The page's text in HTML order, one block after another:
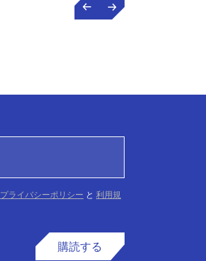
プライバシーポリシー と 利用規
購読する